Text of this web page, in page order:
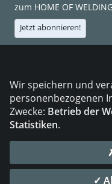
zum HOME OF
Jetzt abonnieren!
Die DVS Media
©
Wir speichern und
personenbezogenen
Zwecke: Betrieb der
Statistiken.
✓